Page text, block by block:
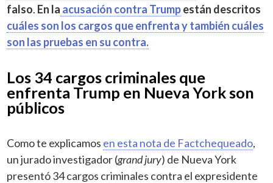
falso. En la acusación contra Trumpestán descritos
cuáles son los cargos que enfrenta y también cuáles
son las pruebas en su contra.
Los 34 cargos criminales que
enfrenta Trump en Nueva York son
públicos
Como te explicamos en esta nota de Factchequeado,
un jurado investigador (grand jury) de Nueva York
presentó 34 cargos criminales contra el expresidente